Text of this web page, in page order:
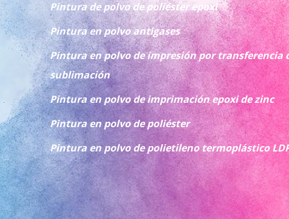
Pintura de polvo de poliéster epoxi
Pintura en polvo antigases
Pintura en polvo de impresión por transferencia
sublimación
Pintura en polvo de imprimación epoxi de zinc
Pintura en polvo de poliéster
Pintura en polvo de polietileno termoplástico